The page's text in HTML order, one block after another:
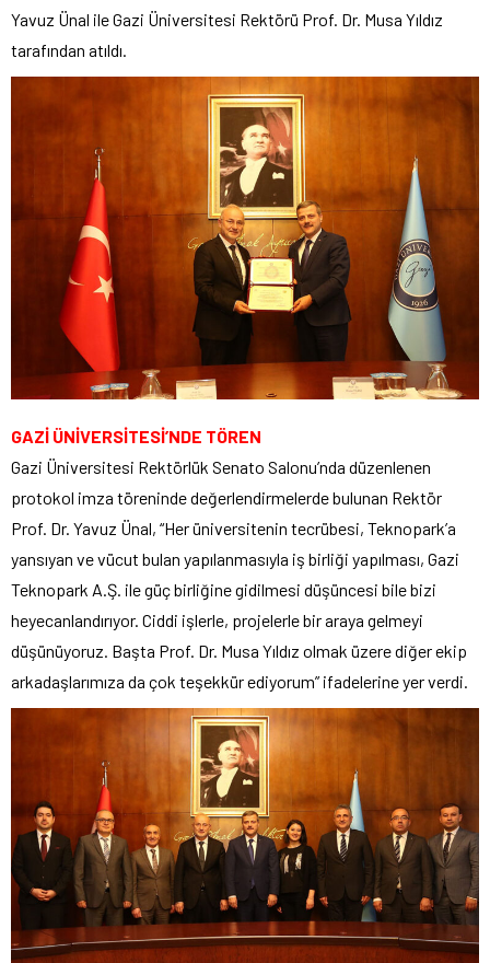
Yavuz Ünal ile Gazi Üniversitesi Rektörü Prof. Dr. Musa Yıldız
tarafından atıldı.
GAZİ ÜNİVERSİTESİ’NDE TÖREN
Gazi Üniversitesi Rektörlük Senato Salonu’nda düzenlenen
protokol imza töreninde değerlendirmelerde bulunan Rektör
Prof. Dr. Yavuz Ünal, “Her üniversitenin tecrübesi, Teknopark’a
yansıyan ve vücut bulan yapılanmasıyla iş birliği yapılması, Gazi
Teknopark A.Ş. ile güç birliğine gidilmesi düşüncesi bile bizi
heyecanlandırıyor. Ciddi işlerle, projelerle bir araya gelmeyi
düşünüyoruz. Başta Prof. Dr. Musa Yıldız olmak üzere diğer ekip
arkadaşlarımıza da çok teşekkür ediyorum” ifadelerine yer verdi.